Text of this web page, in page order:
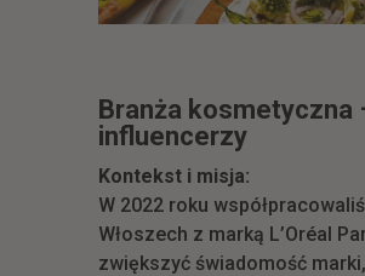
Branża kosmetyczna
influencerzy
Kontekst i misja:
W 2022 roku
Włoszech z marką L’Oréal
zwiększyć świadomość